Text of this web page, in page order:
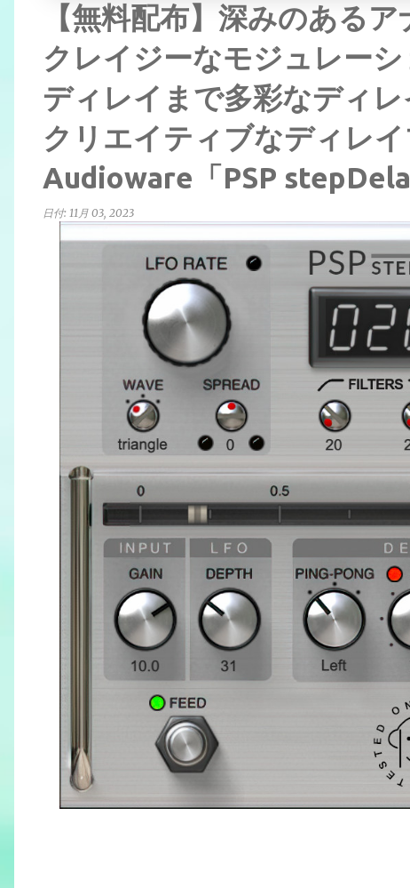
【無料配布】深みのある
クレイジーなモジュレー
ディレイまで多彩なディレ
クリエイティブなディレ
Audioware「PSP
日付: 11月 03, 2023